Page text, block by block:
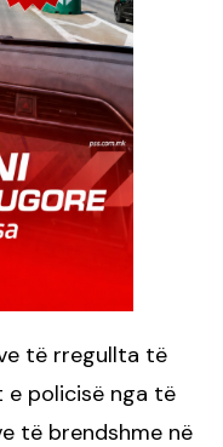
të rregullta të
policisë nga të
të brendshme në